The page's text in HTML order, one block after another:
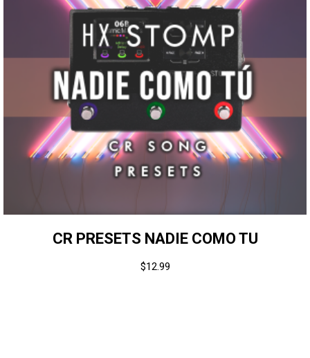
CR PRESETS NADIE COMO TU
$12.99